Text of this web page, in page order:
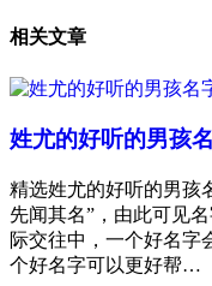
相关文章
姓尤的好听的男孩
精选姓尤的好听的男孩
先闻其名”，由此可见
际交往中，一个好名字
个好名字可以更好帮…